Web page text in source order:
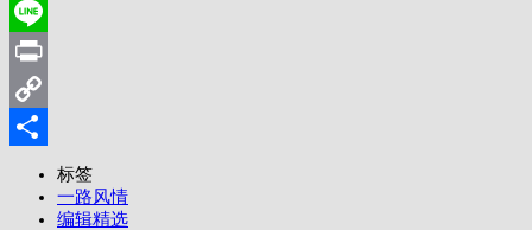
WhatsApp
Line
Print
Copy
标签
一路风情
编辑精选